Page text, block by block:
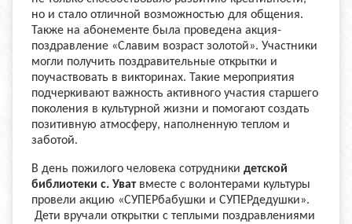
но и стало отличной возможностью для общения.
Также на абонементе была проведена акция-
поздравление «Славим возраст золотой». Участники
могли получить поздравительные открытки и
поучаствовать в викторинах. Такие мероприятия
подчеркивают важность активного участия старшего
поколения в культурной жизни и помогают создать
позитивную атмосферу, наполненную теплом и
заботой.
В день пожилого человека сотрудники детской
библиотеки с. Уватвместе с волонтерами культуры
провели акцию «СУПЕРбабушки и СУПЕРдедушки».
Дети вручали открытки с теплыми поздравлениями